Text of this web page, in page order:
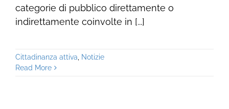
categorie di pubblico direttamente o
indirettamente coinvolte in [...]
Cittadinanza attiva
Notizie
Read More